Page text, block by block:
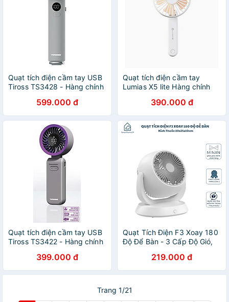
Quạt tích điện cầm tay USB
Tiross TS3428 - Hàng chính
599.000 đ
Quạt tích điện cầm tay
Lumias X5 lite Hàng chính
390.000 đ
Quạt tích điện cầm tay USB
Tiross TS3422 - Hàng chính
399.000 đ
Quạt Tích Điện F3 Xoay 180
Độ Để Bàn - 3 Cấp Độ Gió,
CHÍNH HÃNG MINIIN
219.000 đ
Trang 1/21